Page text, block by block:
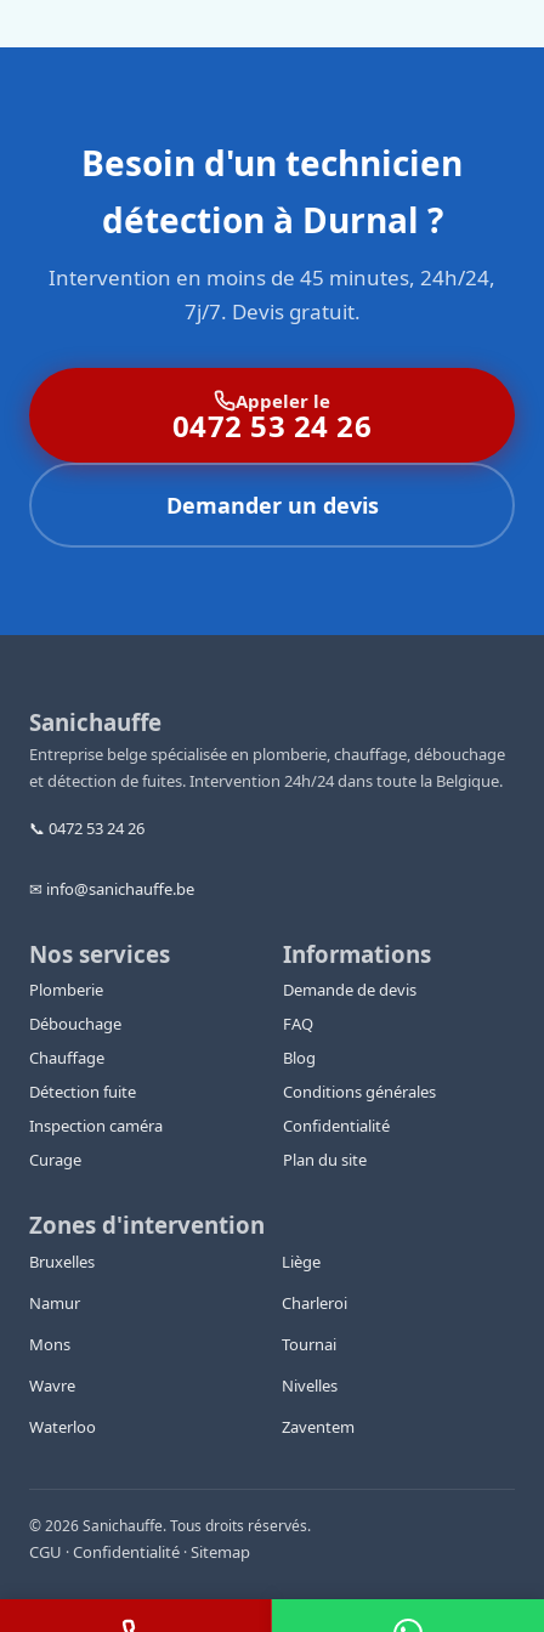
Besoin d'un technicien
détection à Durnal ?
Intervention en moins de 45 minutes, 24h/24,
7j/7. Devis gratuit.
Appeler le
0472 53 24 26
Demander un devis
Sanichauffe
Entreprise belge spécialisée en plomberie, chauffage, débouchage
et détection de fuites. Intervention 24h/24 dans toute la Belgique.
📞 0472 53 24 26
✉ info@sanichauffe.be
Nos services
Plomberie
Débouchage
Chauffage
Détection fuite
Inspection caméra
Curage
Informations
Demande de devis
FAQ
Blog
Conditions générales
Confidentialité
Plan du site
Zones d'intervention
Bruxelles
Liège
Namur
Charleroi
Mons
Tournai
Wavre
Nivelles
Waterloo
Zaventem
©2026Sanichauffe. Tous droits réservés.
CGU ·Confidentialité ·Sitemap